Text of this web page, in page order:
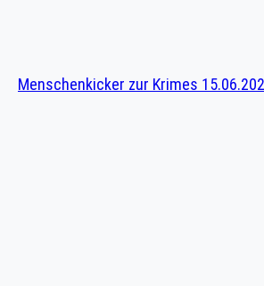
Menschenkicker zur Krimes